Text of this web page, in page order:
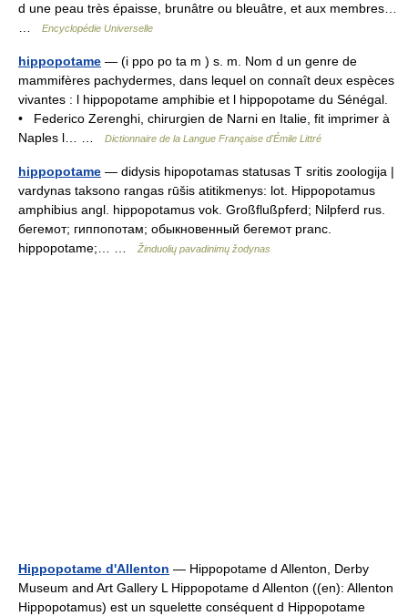
d une peau très épaisse, brunâtre ou bleuâtre, et aux membres…
…
Encyclopédie Universelle
hippopotame — (i ppo po ta m ) s. m. Nom d un genre de
mammifères pachydermes, dans lequel on connaît deux espèces
vivantes : l hippopotame amphibie et l hippopotame du Sénégal.
• Federico Zerenghi, chirurgien de Narni en Italie, fit imprimer à
Naples l… …
Dictionnaire de la Langue Française d'Émile Littré
hippopotame — didysis hipopotamas statusas T sritis zoologija |
vardynas taksono rangas rūšis atitikmenys: lot. Hippopotamus
amphibius angl. hippopotamus vok. Großflußpferd; Nilpferd rus.
бегемот; гиппопотам; обыкновенный бегемот pranc.
hippopotame;… …
Žinduolių pavadinimų žodynas
Hippopotame d'Allenton — Hippopotame d Allenton, Derby
Museum and Art Gallery L Hippopotame d Allenton ((en): Allenton
Hippopotamus) est un squelette conséquent d Hippopotame